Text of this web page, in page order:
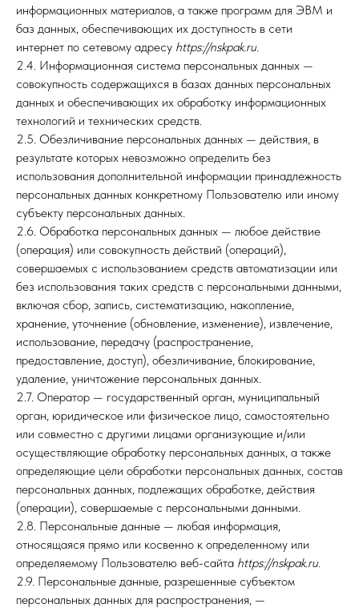
информационных материалов, а также программ для ЭВМ и
баз данных, обеспечивающих их доступность в сети
интернет по сетевому адресу https://nskpak.ru.
2.4. Информационная система персональных данных —
совокупность содержащихся в базах данных персональных
данных и обеспечивающих их обработку информационных
технологий и технических средств.
2.5. Обезличивание персональных данных — действия, в
результате которых невозможно определить без
использования дополнительной информации принадлежность
персональных данных конкретному Пользователю или иному
субъекту персональных данных.
2.6. Обработка персональных данных — любое действие
(операция) или совокупность действий (операций),
совершаемых с использованием средств автоматизации или
без использования таких средств с персональными данными,
включая сбор, запись, систематизацию, накопление,
хранение, уточнение (обновление, изменение), извлечение,
использование, передачу (распространение,
предоставление, доступ), обезличивание, блокирование,
удаление, уничтожение персональных данных.
2.7. Оператор — государственный орган, муниципальный
орган, юридическое или физическое лицо, самостоятельно
или совместно с другими лицами организующие и/или
осуществляющие обработку персональных данных, а также
определяющие цели обработки персональных данных, состав
персональных данных, подлежащих обработке, действия
(операции), совершаемые с персональными данными.
2.8. Персональные данные — любая информация,
относящаяся прямо или косвенно к определенному или
определяемому Пользователю веб-сайта https://nskpak.ru.
2.9. Персональные данные, разрешенные субъектом
персональных данных для распространения, —